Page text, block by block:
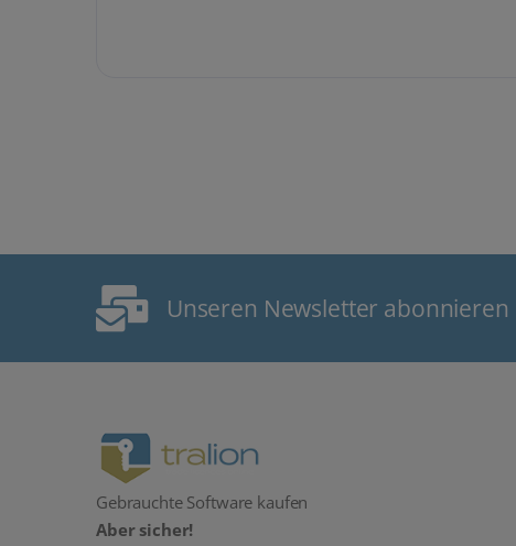
Unseren Newsletter abonnieren
Gebrauchte Software kaufen
Aber sicher!